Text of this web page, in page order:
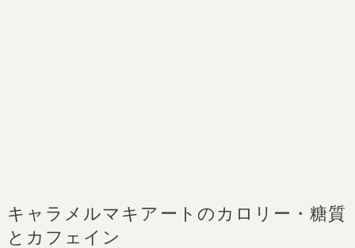
キャラメルマキアートのカロリー・糖質
とカフェイン